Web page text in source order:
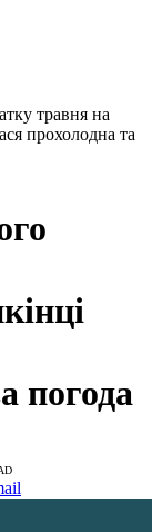
травня на
прохолодна та
погода